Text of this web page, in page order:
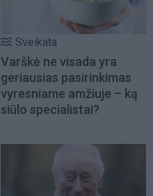
Sveikata
Varškė ne visada yra
geriausias pasirinkimas
vyresniame amžiuje – ką
siūlo specialistai?